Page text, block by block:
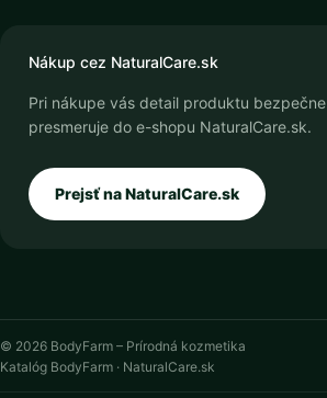
Nákup cez NaturalCare.sk
Pri nákupe vás detail produktu bezpečne
presmeruje do e-shopu NaturalCare.sk.
Prejsť na NaturalCare.sk
© 2026 BodyFarm – Prírodná kozmetika
Katalóg BodyFarm · NaturalCare.sk